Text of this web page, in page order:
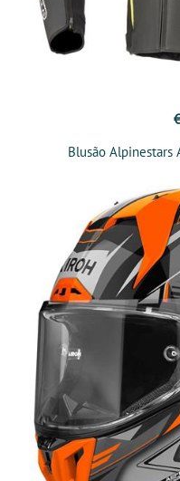
Blusão Alpinestars